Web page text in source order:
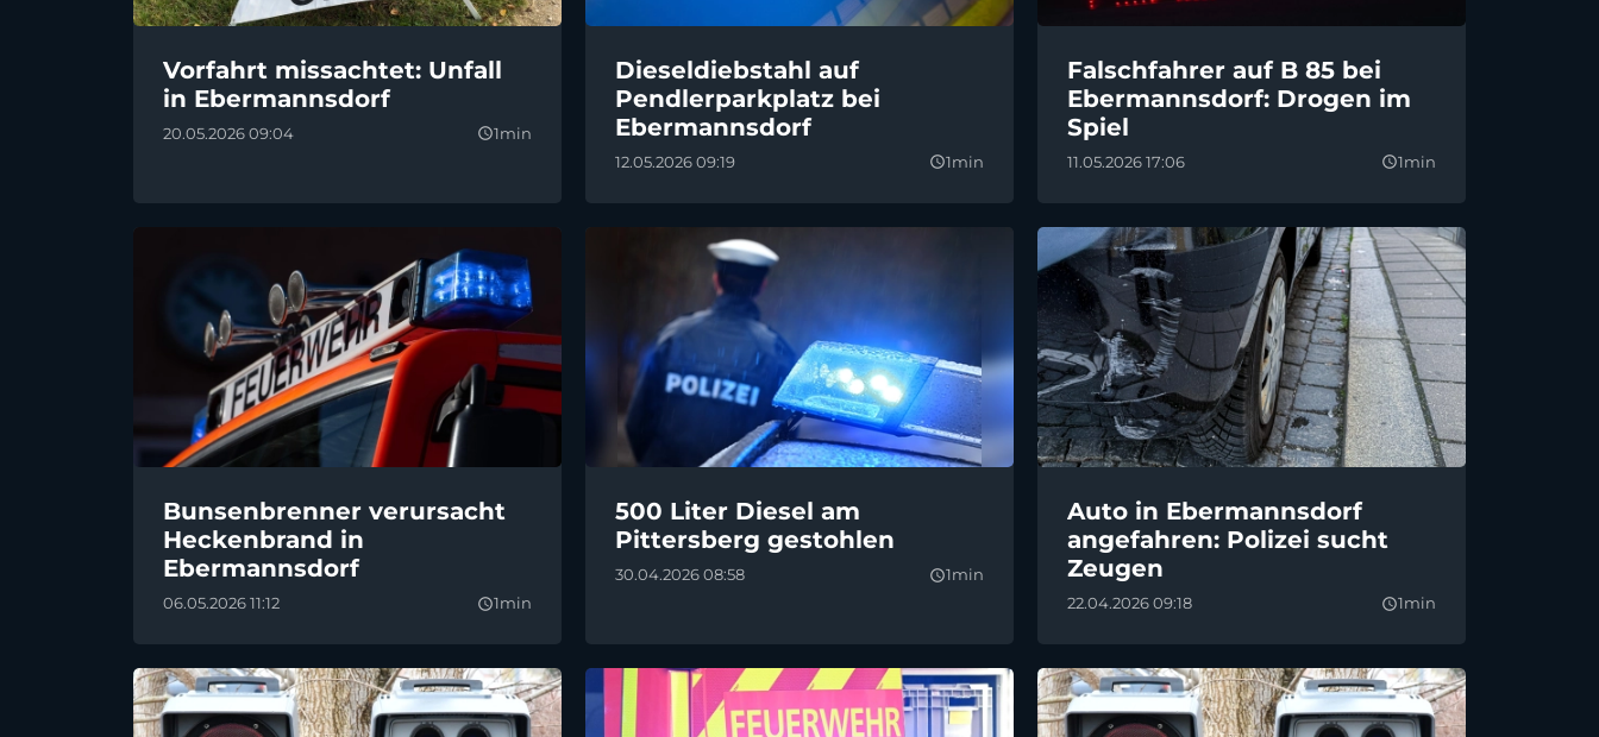
Vorfahrt missachtet: Unfall
in Ebermannsdorf
20.05.2026 09:04 query_builder1min
Dieseldiebstahl auf
Pendlerparkplatz bei
Ebermannsdorf
12.05.2026 09:19 query_builder1min
Falschfahrer auf B 85 bei
Ebermannsdorf: Drogen im
Spiel
11.05.2026 17:06 query_builder1min
Bunsenbrenner verursacht
Heckenbrand in
Ebermannsdorf
06.05.2026 11:12 query_builder1min
500 Liter Diesel am
Pittersberg gestohlen
30.04.2026 08:58 query_builder1min
Auto in Ebermannsdorf
angefahren: Polizei sucht
Zeugen
22.04.2026 09:18 query_builder1min